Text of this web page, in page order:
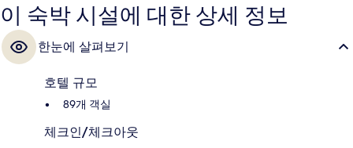
이 숙박 시설에 대한 상세 정보
한눈에 살펴보기
호텔 규모
89개 객실
체크인/체크아웃